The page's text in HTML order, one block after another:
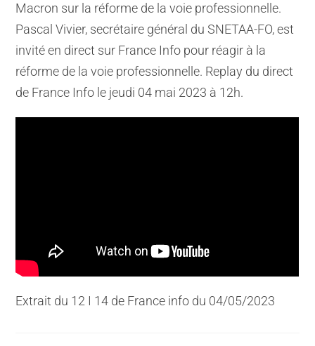
Macron sur la réforme de la voie professionnelle.
Pascal Vivier, secrétaire général du SNETAA-FO, est
invité en direct sur France Info pour réagir à la
réforme de la voie professionnelle. Replay du direct
de France Info le jeudi 04 mai 2023 à 12h.
Extrait du 12 I 14 de France info du 04/05/2023